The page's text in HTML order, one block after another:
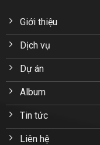
Giới thiệu
Dịch vụ
Dự án
Album
Tin tức
Liên hệ